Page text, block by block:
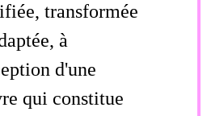
transformée
à
d'une
qui constitue